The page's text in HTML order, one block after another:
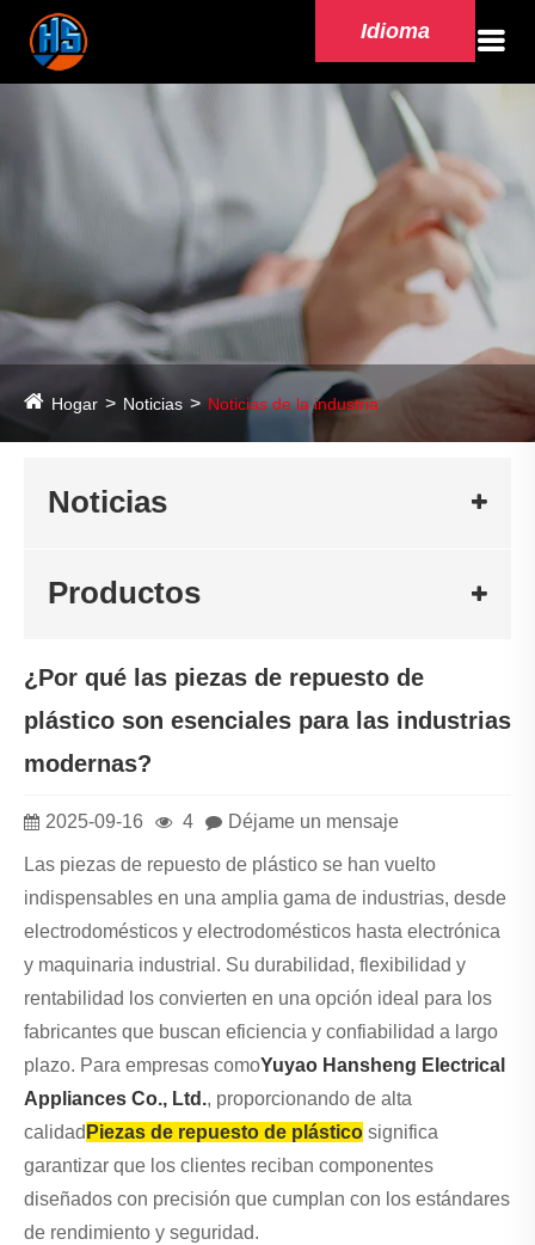
Idioma
Hogar Noticias Noticias de la industria
Noticias
Productos
¿Por qué las piezas de repuesto de
plástico son esenciales para las industrias
modernas?
2025-09-16 4 Déjame un mensaje
Las piezas de repuesto de plástico se han vuelto
indispensables en una amplia gama de industrias, desde
electrodomésticos y electrodomésticos hasta electrónica
y maquinaria industrial. Su durabilidad, flexibilidad y
rentabilidad los convierten en una opción ideal para los
fabricantes que buscan eficiencia y confiabilidad a largo
plazo. Para empresas comoYuyao Hansheng Electrical
Appliances Co., Ltd., proporcionando de alta
calidad Piezas de repuesto de plástico significa
garantizar que los clientes reciban componentes
diseñados con precisión que cumplan con los estándares
de rendimiento y seguridad.